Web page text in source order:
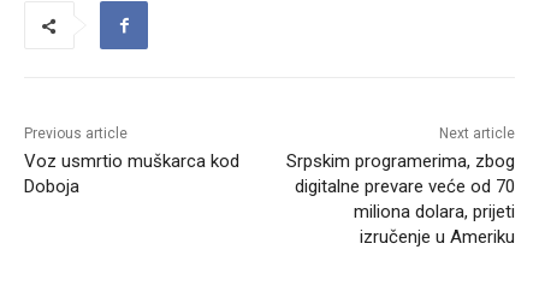
Previous article
Voz usmrtio muškarca kod
Doboja
Next article
Srpskim programerima, zbog
digitalne prevare veće od 70
miliona dolara, prijeti
izručenje u Ameriku